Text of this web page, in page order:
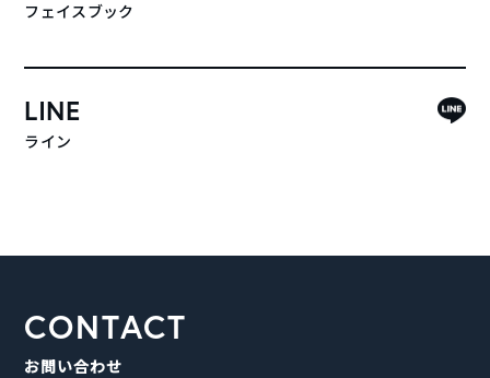
フェイスブック
LINE
ライン
CONTACT
お問い合わせ